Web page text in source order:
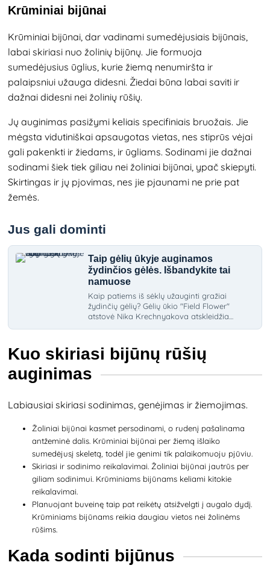
Krūminiai bijūnai
Krūminiai bijūnai, dar vadinami sumedėjusiais bijūnais,
labai skiriasi nuo žolinių bijūnų. Jie formuoja
sumedėjusius ūglius, kurie žiemą nenumiršta ir
palaipsniui užauga didesni. Žiedai būna labai saviti ir
dažnai didesni nei žolinių rūšių.
Jų auginimas pasižymi keliais specifiniais bruožais. Jie
mėgsta vidutiniškai apsaugotas vietas, nes stiprūs vėjai
gali pakenkti ir žiedams, ir ūgliams. Sodinami jie dažnai
sodinami šiek tiek giliau nei žoliniai bijūnai, ypač skiepyti.
Skirtingas ir jų pjovimas, nes jie pjaunami ne prie pat
žemės.
Jus gali dominti
Taip gėlių ūkyje auginamos
žydinčios gėlės. Išbandykite tai
namuose
Kaip patiems iš sėklų užauginti gražiai
žydinčių gėlių? Gėlių ūkio "Field Flower"
atstovė Nika Krechnyakova atskleidžia
Kuo skiriasi bijūnų rūšių
auginimas
Labiausiai skiriasi sodinimas, genėjimas ir žiemojimas.
Žoliniai bijūnai kasmet persodinami, o rudenį pašalinama
antžeminė dalis. Krūminiai bijūnai per žiemą išlaiko
sumedėjusį skeletą, todėl jie genimi tik palaikomuoju pjūviu.
Skiriasi ir sodinimo reikalavimai. Žoliniai bijūnai jautrūs per
giliam sodinimui. Krūminiams bijūnams keliami kitokie
reikalavimai.
Planuojant buveinę taip pat reikėtų atsižvelgti į augalo dydį.
Krūminiams bijūnams reikia daugiau vietos nei žolinėms
rūšims.
Kada sodinti bijūnus